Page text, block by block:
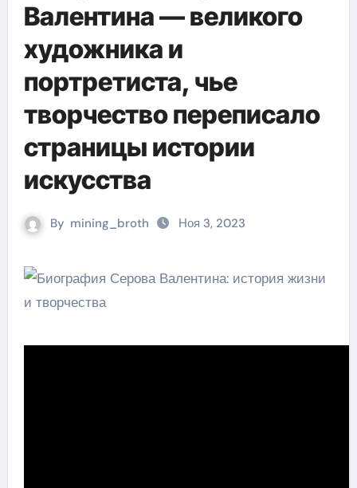
Валентина — великого
художника и
портретиста, чье
творчество переписало
страницы истории
искусства
By mining_broth Ноя 3, 2023